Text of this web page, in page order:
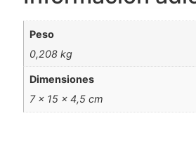
Peso
0,208 kg
Dimensiones
7 × 15 × 4,5 cm